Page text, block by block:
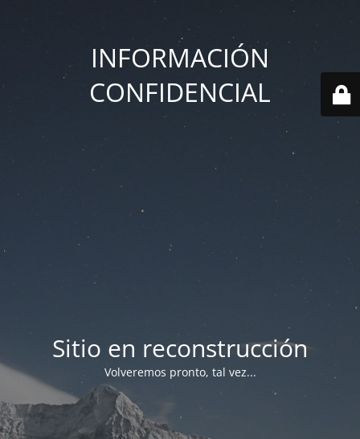
INFORMACIÓN
CONFIDENCIAL
Sitio en reconstrucción
Volveremos pronto, tal vez...